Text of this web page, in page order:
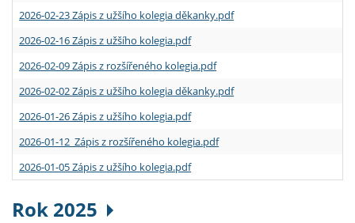
2026-02-23 Zápis z užšího kolegia děkanky.pdf
2026-02-16 Zápis z užšího kolegia.pdf
2026-02-09 Zápis z rozšířeného kolegia.pdf
2026-02-02 Zápis z užšího kolegia děkanky.pdf
2026-01-26 Zápis z užšího kolegia.pdf
2026-01-12 Zápis z rozšířeného kolegia.pdf
2026-01-05 Zápis z užšího kolegia.pdf
Rok 2025